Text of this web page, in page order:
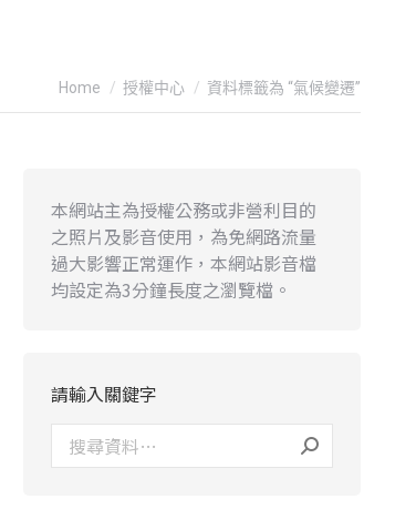
You are here:
Home 授權中心 資料標籤為 “氣候變遷”
本網站主為授權公務或非營利目的
之照片及影音使用，為免網路流量
過大影響正常運作，本網站影音檔
均設定為3分鐘長度之瀏覽檔。
請輸入關鍵字